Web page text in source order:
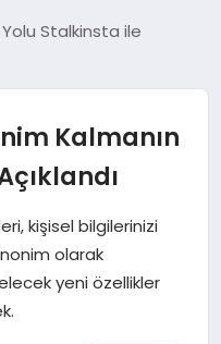
Stalkinsta ile
Kalmanın
kişisel bilgilerinizi
olarak
yeni özellikler